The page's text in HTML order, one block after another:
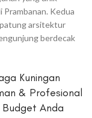
Kedua
arsitektur
berdecak
Kuningan
& Profesional
Budget Anda